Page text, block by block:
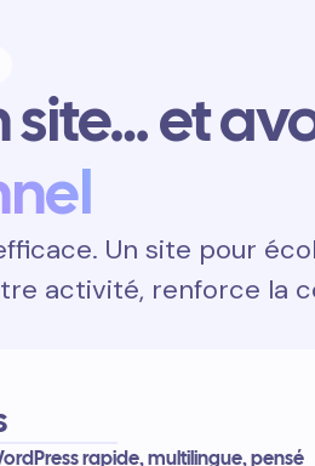
et
Un site pour
activité, renforce la
rapide, multilingue, pensé